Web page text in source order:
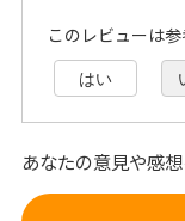
このレビューは
はい
あなたの意見や感想